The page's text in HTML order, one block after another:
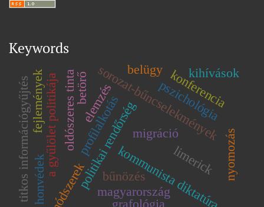
Keywords
politikai rendőrségkommunista diktatúra
magyarország
sorozat-bűncselekmények
profilalkotás pszichológia
elemzés
oldószeres tinta
módszerek
migráció
bűnözés
konferencia
a gyűlölet politikája limerick
grafológia
betörő
nyomozás
fejlemények kihívások
titkos információgyűjtéshonvédek
belügy